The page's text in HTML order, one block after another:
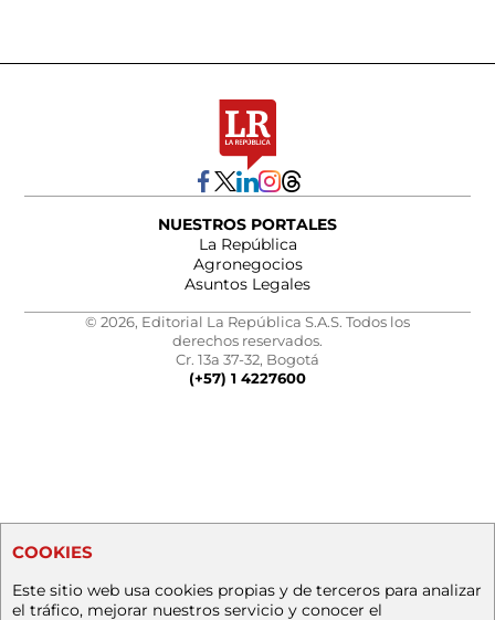
NUESTROS PORTALES
La República
Agronegocios
Asuntos Legales
© 2026, Editorial La República S.A.S. Todos los
derechos reservados.
Cr. 13a 37-32, Bogotá
(+57) 1 4227600
COOKIES
Este sitio web usa cookies propias y de terceros para analizar
el tráfico, mejorar nuestros servicio y conocer el